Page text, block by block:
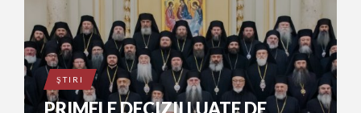
ŞTIRI
PRIMELE DECIZII LUATE DE